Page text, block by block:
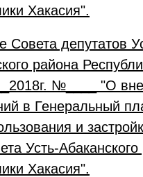
Хакасия".
Совета депутатов
района
№____ "О
в Генеральный
и
Усть-
Хакасия".